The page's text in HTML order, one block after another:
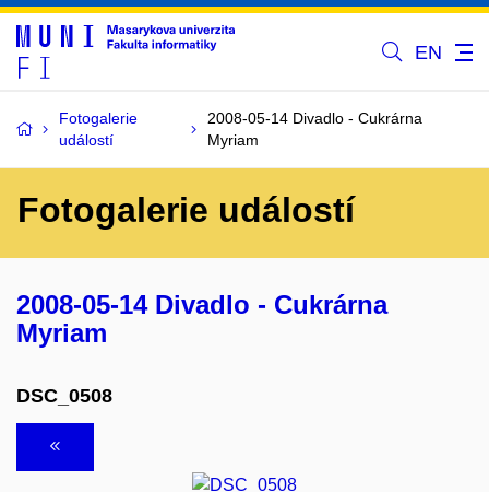
EN
Fotogalerie
událostí
2008-05-14 Divadlo - Cukrárna
Myriam
Fotogalerie událostí
2008-05-14 Divadlo - Cukrárna
Myriam
DSC_0508